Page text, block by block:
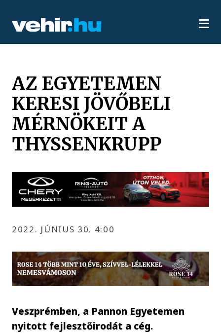
AZ EGYETEMEN
KERESI JÖVŐBELI
MÉRNÖKEIT A
THYSSENKRUPP
2022. JÚNIUS 30. 4:00
Veszprémben, a Pannon Egyetemen
nyitott fejlesztőirodát a cég.